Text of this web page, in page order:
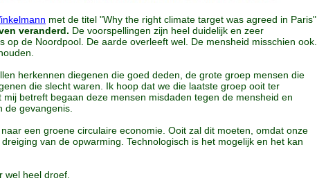
met de titel "Why the right climate target was agreed in Paris"
veranderd. De voorspellingen zijn heel duidelijk en zeer
de Noordpool. De aarde overleeft wel. De mensheid misschien ook.
herkennen diegenen die goed deden, de grote groep mensen die
die slecht waren. Ik hoop dat we die laatste groep ooit ter
betreft begaan deze mensen misdaden tegen de mensheid en
de gevangenis.
een groene circulaire economie. Ooit zal dit moeten, omdat onze
van de opwarming. Technologisch is het mogelijk en het kan
wel heel droef.